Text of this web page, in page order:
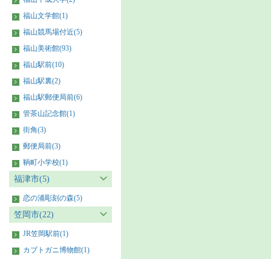
福山文学館(1)
福山競馬場付近(5)
福山美術館(93)
福山駅前(10)
福山駅裏(2)
福山駅郵便局前(6)
管茶山記念館(1)
街角(3)
郵便局前(3)
鞆町小学校(1)
福津市(5)
恋の浦彫刻の森(5)
笠岡市(22)
JR笠岡駅前(1)
カブトガニ博物館(1)